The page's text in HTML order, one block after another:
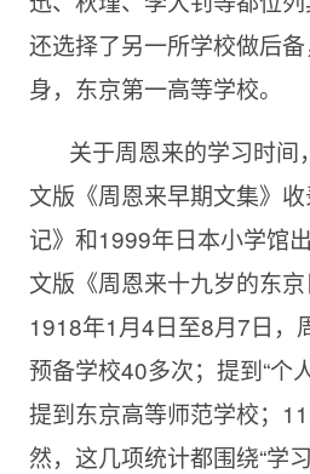
还选择了另一所学校做后
身，东京第一高等学校。
关于周恩来的学习时
文版《周恩来早期文集》
记》和1999年日本小学馆
文版《周恩来十九岁的东
1918年1月4日至8月7日，
预备学校40多次；提到“个
提到东京高等师范学校；
然，这几项统计都围绕“学